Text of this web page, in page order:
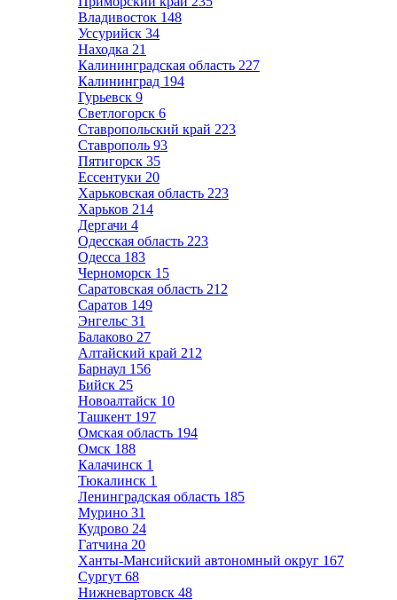
Владивосток 148
Уссурийск 34
Находка 21
Калининградская область 227
Калининград 194
Гурьевск 9
Светлогорск 6
Ставропольский край 223
Ставрополь 93
Пятигорск 35
Ессентуки 20
Харьковская область 223
Харьков 214
Дергачи 4
Одесская область 223
Одесса 183
Черноморск 15
Саратовская область 212
Саратов 149
Энгельс 31
Балаково 27
Алтайский край 212
Барнаул 156
Бийск 25
Новоалтайск 10
Ташкент 197
Омская область 194
Омск 188
Калачинск 1
Тюкалинск 1
Ленинградская область 185
Мурино 31
Кудрово 24
Гатчина 20
Ханты-Мансийский автономный округ 167
Сургут 68
Нижневартовск 48